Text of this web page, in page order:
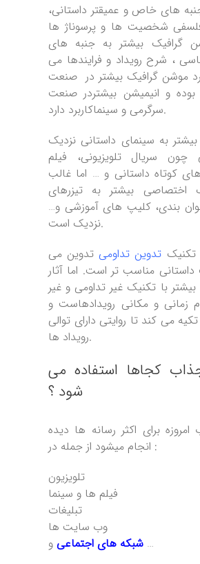
های خاص و عمیقتر داستانی،
شخصیت ها و پرسوناژ ها
گرافیک بیشتر به جنبه های
، شرح رویداد و فرایندها می
موشن گرافیک بیشتر در صنعت
بوده و انیمیشن بیشتردر صنعت
سرگرمی و سینماکاربرد دارد.
بیشتر به سینمای داستانی نزدیک
سریال تلویزیونی، فیلم
کوتاه داستانی و … اما غالب
اختصاصی بیشتر به تیزرهای
بندی، کلیپ های آموزشی و…
نزدیک است.
تکنیک تدوین تداومی تدوین می
مناسب تر است. اما آثار
با تکنیک غیر تداومی و غیر
زمانی و مکانی رویدادهاست و
تکیه می کند تا روایتی دارای توالی
رویداد ها.
جذاب کجاها استفاده می
شود ؟
امروزه برای اکثر رسانه ها دیده
انجام میشود از جمله در :
تلویزیون
فیلم ها و سینما
تبلیغات
وب سایت ها
شبکه های اجتماعی و …